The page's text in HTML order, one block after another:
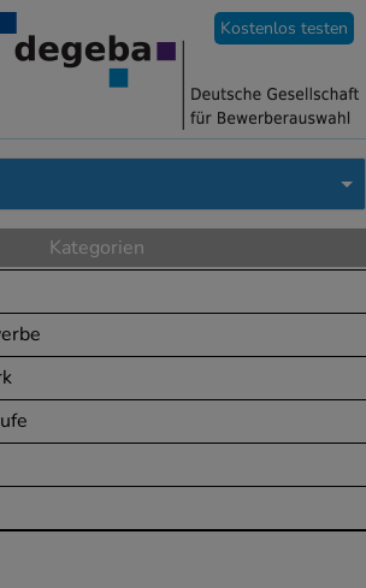
Kostenlos testen
Kategorien